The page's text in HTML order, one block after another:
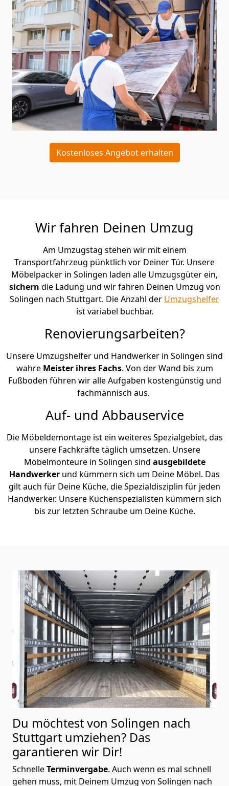
Kostenloses Angebot erhalten
Wir fahren Deinen Umzug
Am Umzugstag stehen wir mit einem
Transportfahrzeug pünktlich vor Deiner Tür. Unsere
Möbelpacker in Solingen laden alle Umzugsgüter ein,
sichern die Ladung und wir fahren Deinen Umzug von
Solingen nach Stuttgart. Die Anzahl der Umzugshelfer
ist variabel buchbar.
Renovierungsarbeiten?
Unsere Umzugshelfer und Handwerker in Solingen sind
wahre Meister ihres Fachs. Von der Wand bis zum
Fußboden führen wir alle Aufgaben kostengünstig und
fachmännisch aus.
Auf- und Abbauservice
Die Möbeldemontage ist ein weiteres Spezialgebiet, das
unsere Fachkräfte täglich umsetzen. Unsere
Möbelmonteure in Solingen sind ausgebildete
Handwerker und kümmern sich um Deine Möbel. Das
gilt auch für Deine Küche, die Spezialdisziplin für jeden
Handwerker. Unsere Küchenspezialisten kümmern sich
bis zur letzten Schraube um Deine Küche.
Du möchtest von Solingen nach
Stuttgart umziehen? Das
garantieren wir Dir!
SchnelleTerminvergabe. Auch wenn es mal schnell
gehen muss, mit Deinem Umzug von Solingen nach